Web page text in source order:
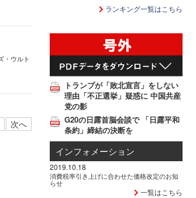
・ウルト
次へ
ランキング一覧はこちら
トランプが「敗北宣言」をしない
理由「不正選挙」疑惑に 中国共産
党の影
G20の日露首脳会談で 「日露平和
条約」締結の決断を
インフォメーション
2019.10.18
消費税率引き上げに合わせた価格改定のお知
らせ
一覧はこちら